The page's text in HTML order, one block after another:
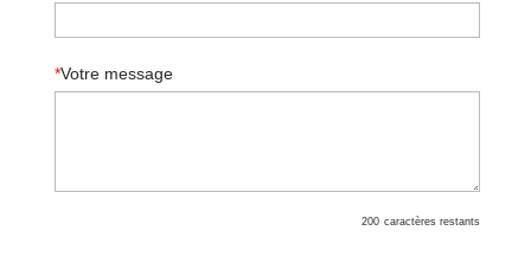
*Votre message
200 caractères restants